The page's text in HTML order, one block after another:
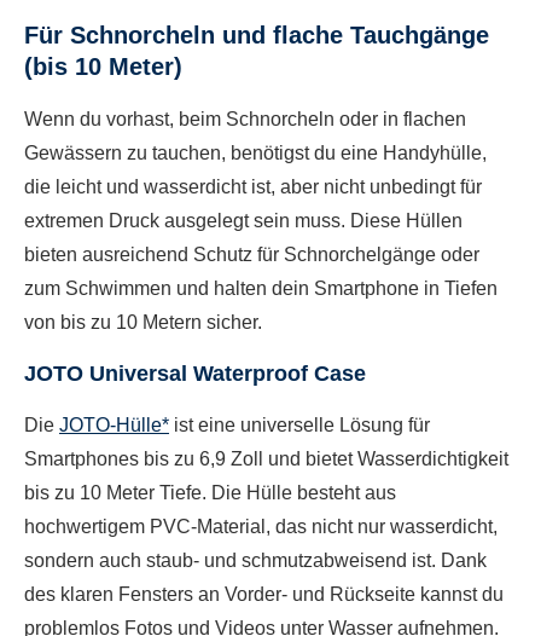
Für Schnorcheln und flache Tauchgänge
(bis 10 Meter)
Wenn du vorhast, beim Schnorcheln oder in flachen
Gewässern zu tauchen, benötigst du eine Handyhülle,
die leicht und wasserdicht ist, aber nicht unbedingt für
extremen Druck ausgelegt sein muss. Diese Hüllen
bieten ausreichend Schutz für Schnorchelgänge oder
zum Schwimmen und halten dein Smartphone in Tiefen
von bis zu 10 Metern sicher.
JOTO Universal Waterproof Case
Die JOTO-Hülle* ist eine universelle Lösung für
Smartphones bis zu 6,9 Zoll und bietet Wasserdichtigkeit
bis zu 10 Meter Tiefe. Die Hülle besteht aus
hochwertigem PVC-Material, das nicht nur wasserdicht,
sondern auch staub- und schmutzabweisend ist. Dank
des klaren Fensters an Vorder- und Rückseite kannst du
problemlos Fotos und Videos unter Wasser aufnehmen.